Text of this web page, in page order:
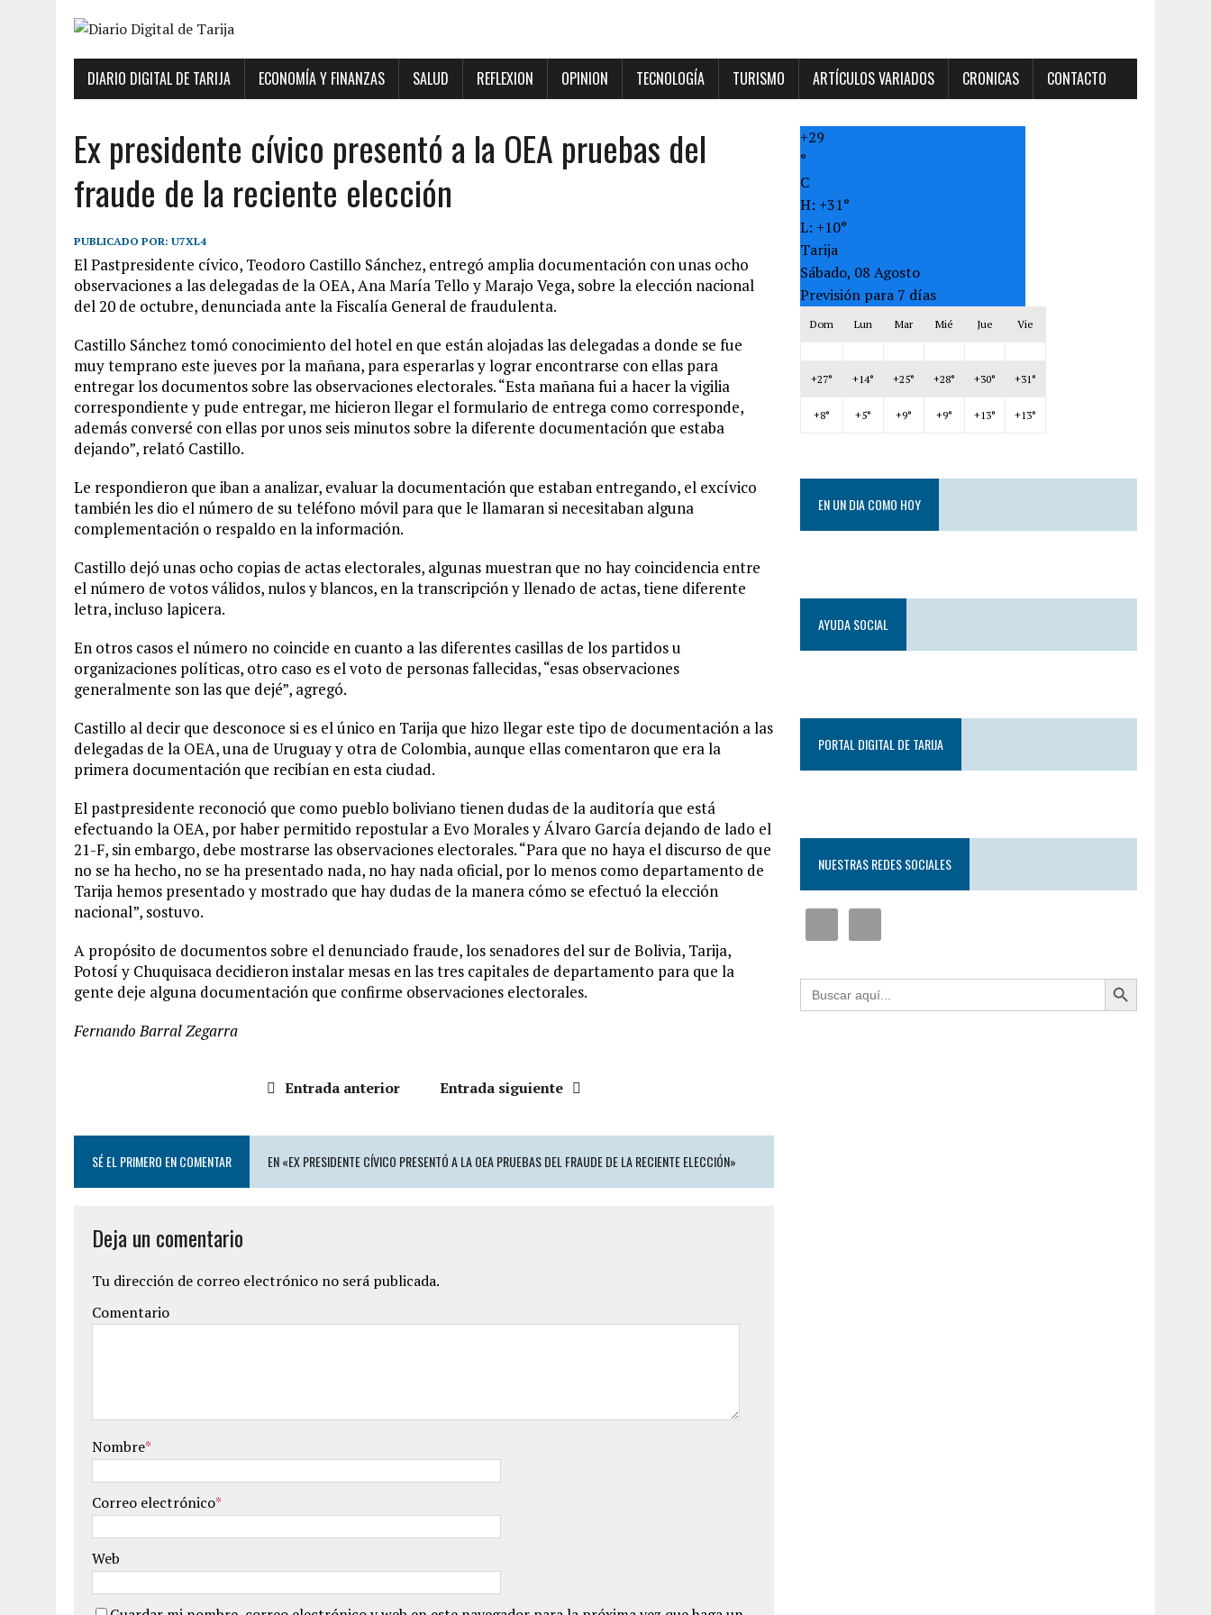
DIARIO DIGITAL DE TARIJA ECONOMÍA Y FINANZAS SALUD REFLEXION OPINION TECNOLOGÍA TURISMO ARTÍCULOS VARIADOS CRONICAS CONTACTO
Ex presidente cívico presentó a la OEA pruebas del
fraude de la reciente elección
PUBLICADO POR: U7XL4
El Pastpresidente cívico, Teodoro Castillo Sánchez, entregó amplia documentación con unas ocho
observaciones a las delegadas de la OEA, Ana María Tello y Marajo Vega, sobre la elección nacional
del 20 de octubre, denunciada ante la Fiscalía General de fraudulenta.
Castillo Sánchez tomó conocimiento del hotel en que están alojadas las delegadas a donde se fue
muy temprano este jueves por la mañana, para esperarlas y lograr encontrarse con ellas para
entregar los documentos sobre las observaciones electorales. “Esta mañana fui a hacer la vigilia
correspondiente y pude entregar, me hicieron llegar el formulario de entrega como corresponde,
además conversé con ellas por unos seis minutos sobre la diferente documentación que estaba
dejando”, relató Castillo.
Le respondieron que iban a analizar, evaluar la documentación que estaban entregando, el excívico
también les dio el número de su teléfono móvil para que le llamaran si necesitaban alguna
complementación o respaldo en la información.
Castillo dejó unas ocho copias de actas electorales, algunas muestran que no hay coincidencia entre
el número de votos válidos, nulos y blancos, en la transcripción y llenado de actas, tiene diferente
letra, incluso lapicera.
En otros casos el número no coincide en cuanto a las diferentes casillas de los partidos u
organizaciones políticas, otro caso es el voto de personas fallecidas, “esas observaciones
generalmente son las que dejé”, agregó.
Castillo al decir que desconoce si es el único en Tarija que hizo llegar este tipo de documentación a las
delegadas de la OEA, una de Uruguay y otra de Colombia, aunque ellas comentaron que era la
primera documentación que recibían en esta ciudad.
El pastpresidente reconoció que como pueblo boliviano tienen dudas de la auditoría que está
efectuando la OEA, por haber permitido repostular a Evo Morales y Álvaro García dejando de lado el
21-F, sin embargo, debe mostrarse las observaciones electorales. “Para que no haya el discurso de que
no se ha hecho, no se ha presentado nada, no hay nada oficial, por lo menos como departamento de
Tarija hemos presentado y mostrado que hay dudas de la manera cómo se efectuó la elección
nacional”, sostuvo.
A propósito de documentos sobre el denunciado fraude, los senadores del sur de Bolivia, Tarija,
Potosí y Chuquisaca decidieron instalar mesas en las tres capitales de departamento para que la
gente deje alguna documentación que confirme observaciones electorales.
Fernando Barral Zegarra
Entrada anterior Entrada siguiente
SÉ EL PRIMERO EN COMENTAR EN «EX PRESIDENTE CÍVICO PRESENTÓ A LA OEA PRUEBAS DEL FRAUDE DE LA RECIENTE ELECCIÓN»
Deja un comentario
Tu dirección de correo electrónico no será publicada.
Comentario
Nombre*
Correo electrónico*
Web
+29
°
C
H: +31°
L: +10°
Tarija
Sábado, 08 Agosto
Previsión para 7 días
Dom Lun Mar Mié Jue Vie
+27° +14° +25° +28° +30° +31°
+8° +5° +9° +9° +13° +13°
EN UN DIA COMO HOY
AYUDA SOCIAL
PORTAL DIGITAL DE TARIJA
NUESTRAS REDES SOCIALES
Buscar: Botón de búsqueda